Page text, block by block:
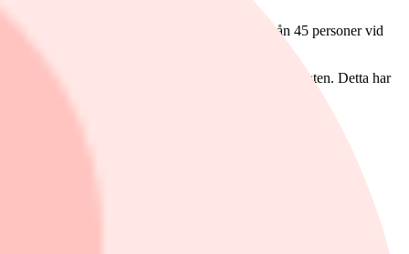
där teamets har minskat från 45 personer vid
att nå dem och ansvarstagande för resultaten. Detta har